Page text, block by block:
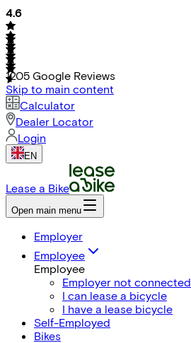
4.6
1205 Google Reviews
Skip to main content
Calculator
Dealer Locator
Login
EN
Lease a Bike
Open main menu
Employer
Employee
Employee
Employer not connected
I can lease a bicycle
I have a lease bicycle
Self-Employed
Bikes